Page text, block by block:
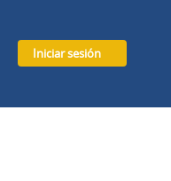
Iniciar sesión